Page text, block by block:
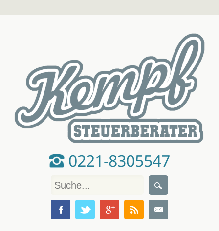
0221-8305547